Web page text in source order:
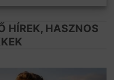
HÍREK, HASZNOS